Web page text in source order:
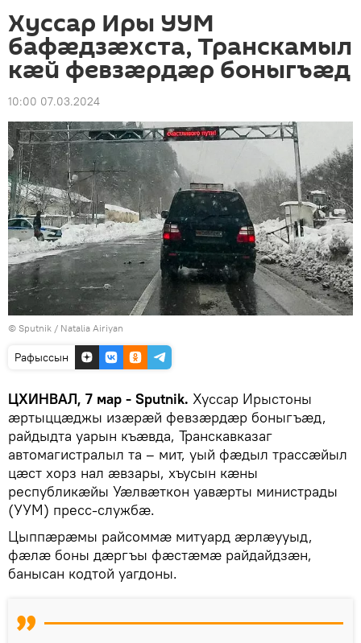
Хуссар Иры УУМ
бафӕдзӕхста, Транскамыл
кӕй февзӕрдӕр боныгъӕд
10:00 07.03.2024
© Sputnik / Natalia Airiyan
Рафыссын
ЦХИНВАЛ, 7 мар - Sputnik. Хуссар Ирыстоны
ӕртыццӕджы изӕрӕй февзӕрдӕр боныгъӕд,
райдыдта уарын къӕвда, Транскавказаг
автомагистралыл та – мит, уый фӕдыл трассӕйыл
цӕст хорз нал ӕвзары, хъусын кӕны
республикӕйы Уӕлвӕткон уавӕрты министрады
(УУМ) пресс-службӕ.
Цыппӕрӕмы райсоммӕ митуард ӕрлӕууыд,
фӕлӕ боны дӕргъы фӕстӕмӕ райдайдзӕн,
банысан кодтой уагдоны.